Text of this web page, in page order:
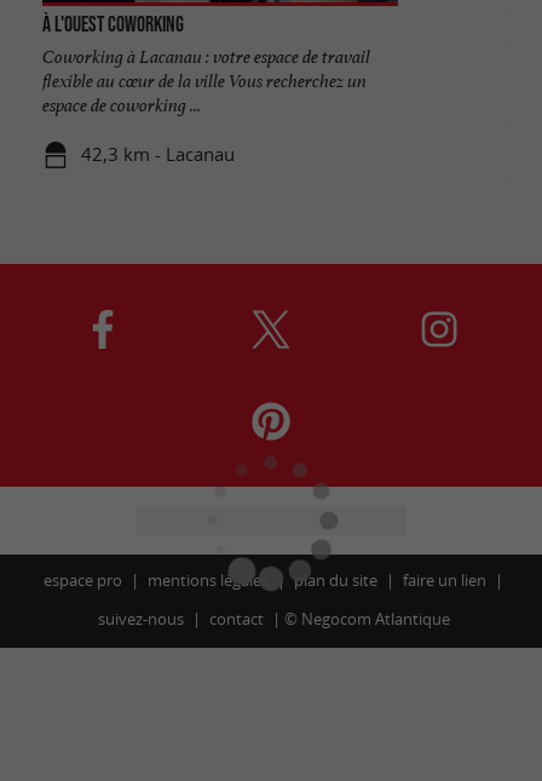
À l'Ouest Coworking
Coworking à Lacanau : votre espace de travail
flexible au cœur de la ville Vous recherchez un
espace de coworking ...
42,3 km - Lacanau
espace pro mentions légales plan du site
faire un lien
suivez-nous
contact © Negocom Atlantique